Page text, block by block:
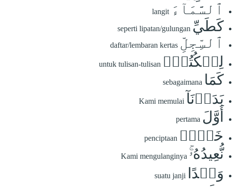
ٱلسَّمَآءَ langit
كَطَيِّ seperti lipatan/gulungan
ٱلسِّجِلِّ daftar/lembaran kertas
لِلۡكُتُبِۚ untuk tulisan-tulisan
كَمَا sebagaimana
بَدَأۡنَآ Kami memulai
أَوَّلَ pertama
خَلۡقٖ penciptaan
نُّعِيدُهُۥۚ Kami mengulanginya
وَعۡدًا suatu janji